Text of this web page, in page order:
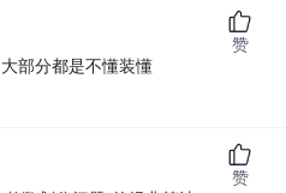
部分都是不懂装懂
赞
赞